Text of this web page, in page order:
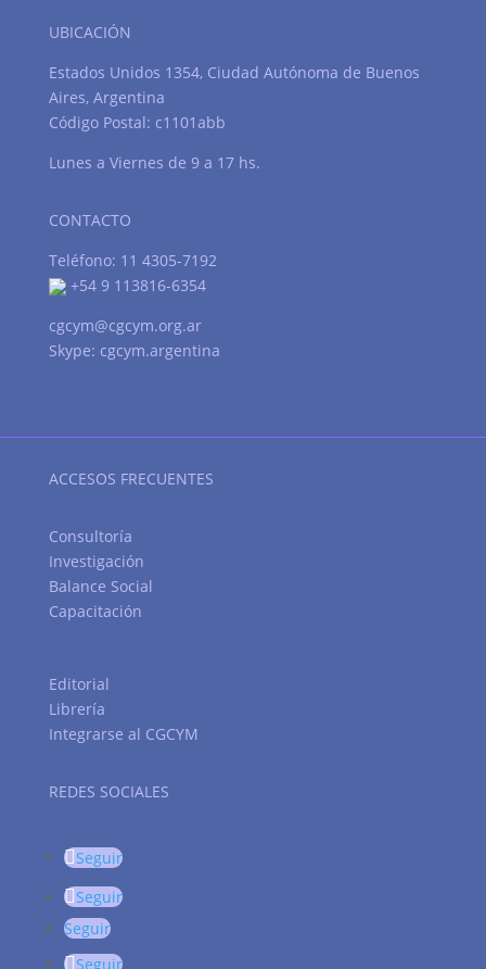
UBICACIÓN
Estados Unidos 1354, Ciudad Autónoma de Buenos
Aires, Argentina
Código Postal: c1101abb
Lunes a Viernes de 9 a 17 hs.
CONTACTO
Teléfono: 11 4305-7192
+54 9 113816-6354
cgcym@cgcym.org.ar
Skype: cgcym.argentina
ACCESOS FRECUENTES
Consultoría
Investigación
Balance Social
Capacitación
Editorial
Librería
Integrarse al CGCYM
REDES SOCIALES
Seguir
Seguir
Seguir
Seguir